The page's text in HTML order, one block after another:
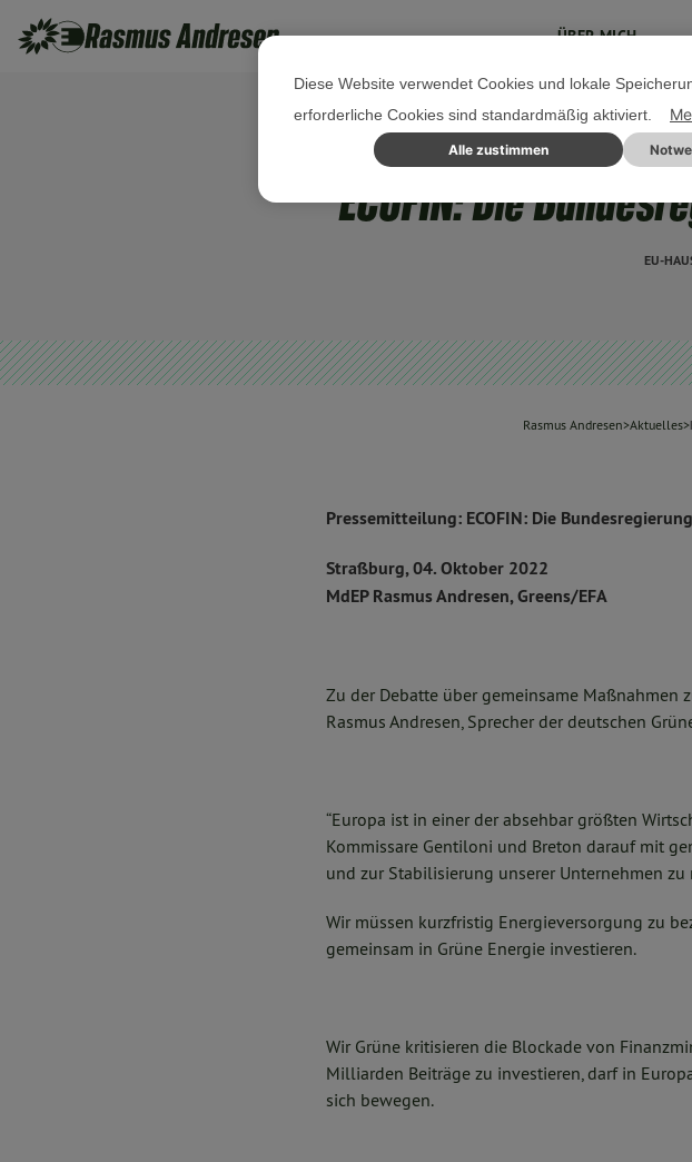
ÜBER MICH
ECOFIN: Die
EU-
Rasmus Andresen>Aktuelles>
Pressemitteilung: ECOFIN: Die
Straßburg, 04. Oktober 2022
MdEP Rasmus Andresen, Greens/EFA
Zu der Debatte über gemeinsame Maßnahmen
Rasmus Andresen, Sprecher der deutschen
“Europa ist in einer der absehbar größten
Kommissare Gentiloni und Breton darauf mit
und zur Stabilisierung unserer Unternehmen zu
Wir müssen kurzfristig Energieversorgung zu
gemeinsam in Grüne Energie investieren.
Wir Grüne kritisieren die Blockade von
Milliarden Beiträge zu investieren, darf in
sich bewegen.
Diese Website verwendet Cookies und lokale
erforderliche Cookies sind standardmäßig aktiviert.
Alle zustimmen